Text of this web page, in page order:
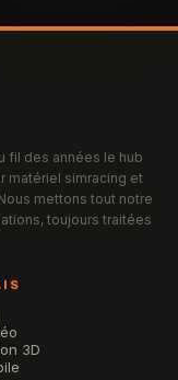
fil des années le hub
matériel simracing et
mettons tout notre
toujours traitées
3D